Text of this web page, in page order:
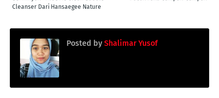
Cleanser Dari Hansaegee Nature
Posted by Shalimar Yusof